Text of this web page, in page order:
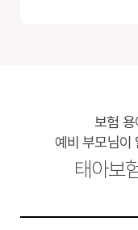
보험
예비 부모님이
태아보